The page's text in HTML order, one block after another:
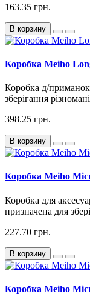
163.35 грн.
В корзину
Коробка Meiho
Коробка д/
зберігання
398.25 грн.
В корзину
Коробка Meiho
Коробка для
призначена для
227.70 грн.
В корзину
Коробка Meiho